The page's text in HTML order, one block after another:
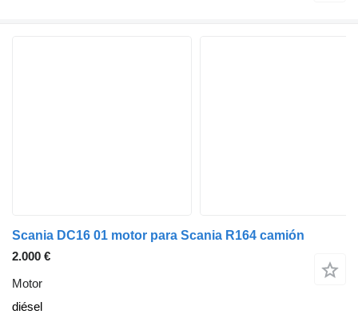
Scania DC16 01 motor para Scania R164 camión
2.000 €
Motor
diésel